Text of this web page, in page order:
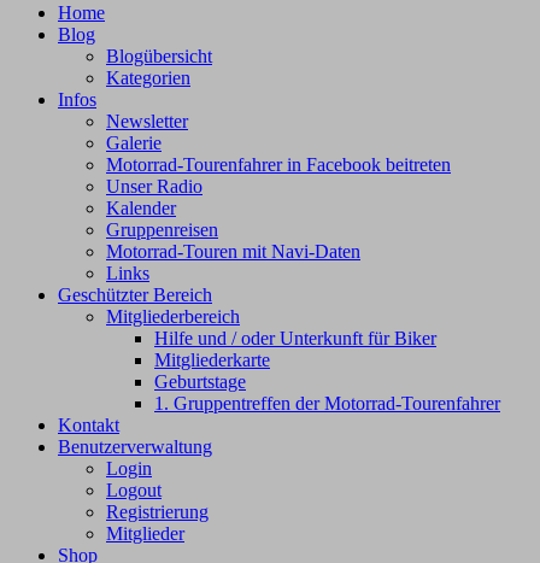
Home
Blog
Blogübersicht
Kategorien
Infos
Newsletter
Galerie
Motorrad-Tourenfahrer in Facebook beitreten
Unser Radio
Kalender
Gruppenreisen
Motorrad-Touren mit Navi-Daten
Links
Geschützter Bereich
Mitgliederbereich
Hilfe und / oder Unterkunft für Biker
Mitgliederkarte
Geburtstage
1. Gruppentreffen der Motorrad-Tourenfahrer
Kontakt
Benutzerverwaltung
Login
Logout
Registrierung
Mitglieder
Shop